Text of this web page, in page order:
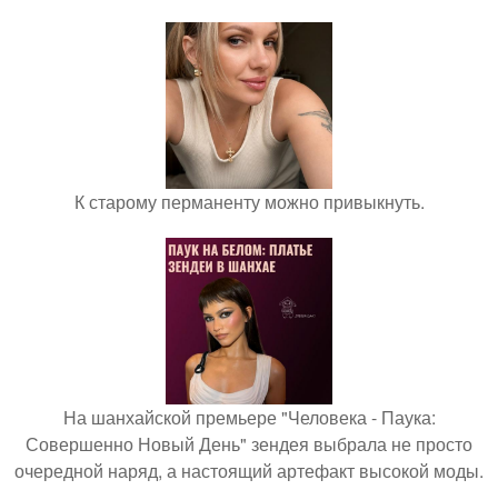
К старому перманенту можно привыкнуть.
На шанхайской премьере "Человека - Паука:
Совершенно Новый День" зендея выбрала не просто
очередной наряд, а настоящий артефакт высокой моды.